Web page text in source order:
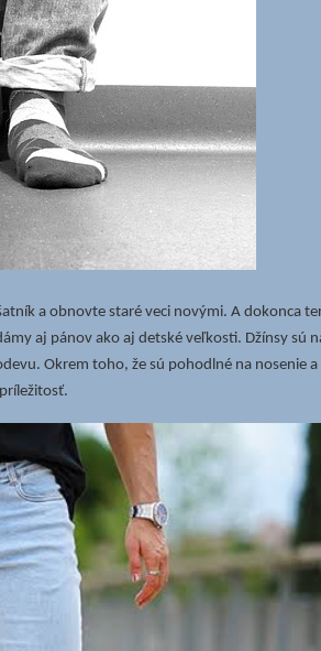
a obnovte staré veci novými. A dokonca
aj pánov ako aj detské veľkosti. Džínsy sú
Okrem toho, že sú pohodlné na nosenie